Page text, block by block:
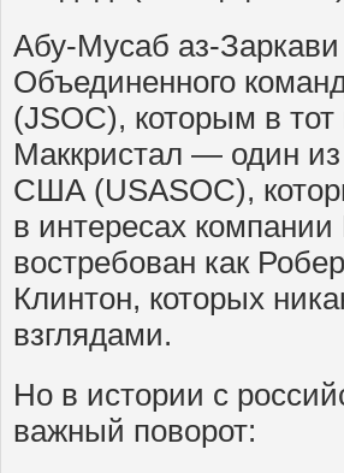
Абу-Мусаб аз-
Объединенного
(JSOC), которым в
Маккристал — один
США (USASOC),
в интересах
востребован как
Клинтон, которых
взглядами.
Но в истории с
важный поворот: